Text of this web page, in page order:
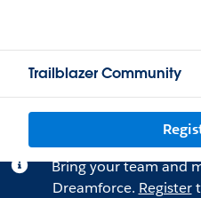
Trailblazer Community
Bring your team and
Dreamforce. Register